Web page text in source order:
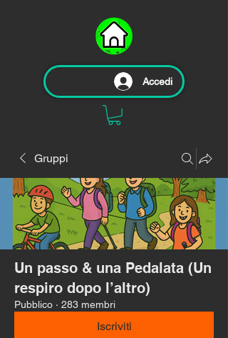
Accedi
Gruppi
Un passo & una Pedalata (Un
respiro dopo l’altro)
Pubblico · 283 membri
Iscriviti